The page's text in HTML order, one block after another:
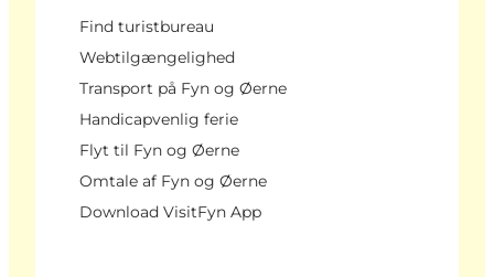
Find turistbureau
Webtilgængelighed
Transport på Fyn og Øerne
Handicapvenlig ferie
Flyt til Fyn og Øerne
Omtale af Fyn og Øerne
Download VisitFyn App